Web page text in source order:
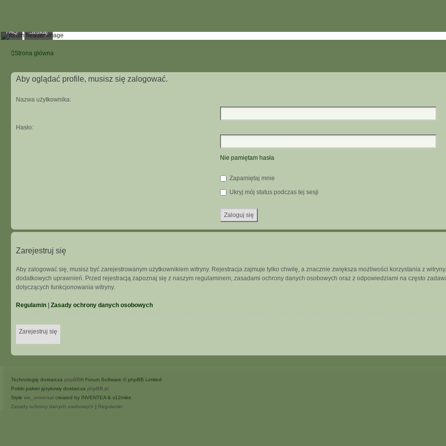
FAQ Szukaj
Strona główna
Aby oglądać profile, musisz się zalogować.
Nazwa użytkownika:
Hasło:
Nie pamiętam hasła
Zapamiętaj mnie
Ukryj mój status podczas tej sesji
Zarejestruj się
Aby zalogować się, musisz być zarejestrowanym użytkownikiem witryny. Rejestracja zajmuje tylko chwilę, a znacznie zwiększa możliwości korzystania z
dodatkowych uprawnień. Przed rejestracją zapoznaj się z naszym regulaminem, zasadami ochrony danych osobowych oraz z odpowiedziami na często
dotyczących funkcjonowania witryny.
Regulamin Zasady ochrony danych osobowych
Zarejestruj się
Technologię dostarcza phpBB® Forum Software © phpBB Limited
Polski pakiet językowy dostarcza phpBB.pl
Style we_universal created by INVENTEA & v12mike
Zasady ochrony danych osobowych | Regulamin